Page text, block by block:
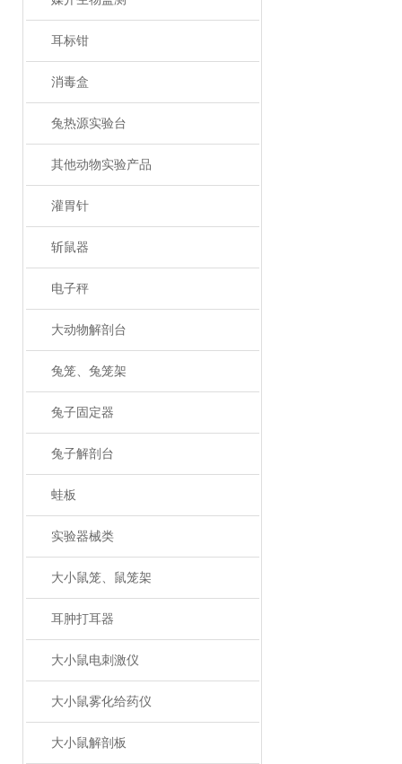
耳标钳
消毒盒
兔热源实验台
其他动物实验产品
灌胃针
斩鼠器
电子秤
大动物解剖台
兔笼、兔笼架
兔子固定器
兔子解剖台
蛙板
实验器械类
大小鼠笼、鼠笼架
耳肿打耳器
大小鼠电刺激仪
大小鼠雾化给药仪
大小鼠解剖板